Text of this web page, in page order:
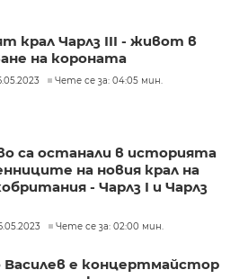
крал Чарлз III - живот в
на короната
Чете се за: 04:05 мин.
са останали в историята
на новия крал на
- Чарлз I и Чарлз
Чете се за: 02:00 мин.
Василев е концертмайстор